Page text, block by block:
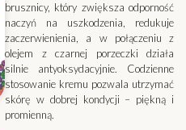
brusznicy, który zwiększa odporność
naczyń na uszkodzenia, redukuje
zaczerwienienia, a w połączeniu z
olejem z czarnej porzeczki działa
silnie antyoksydacyjnie. Codzienne
stosowanie kremu pozwala utrzymać
skórę w dobrej kondycji – piękną i
promienną.